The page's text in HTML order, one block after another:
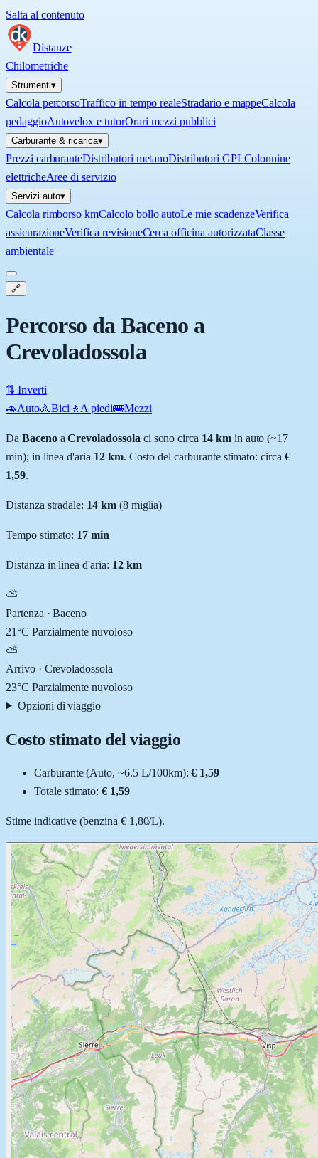
Salta al contenuto
Distanze
Chilometriche
Strumenti▾
Calcola percorsoTraffico in tempo realeStradario e mappeCalcola
pedaggioAutovelox e tutorOrari mezzi pubblici
Carburante & ricarica▾
Prezzi carburanteDistributori metanoDistributori GPLColonnine
elettricheAree di servizio
Servizi auto▾
Calcola rimborso kmCalcolo bollo autoLe mie scadenzeVerifica
assicurazioneVerifica revisioneCerca officina autorizzataClasse
ambientale
🔗
Percorso da Baceno a
Crevoladossola
⇅ Inverti
🚗Auto🚴Bici 🚶 A piedi🚌Mezzi
Da BacenoaCrevoladossola ci sono circa 14kmin auto (~17
min); in linea d'aria 12km. Costo del carburante stimato: circa €
1,59.
Distanza stradale: 14 km (8miglia)
Tempo stimato: 17 min
Distanza in linea d'aria: 12km
⛅
Partenza ·Baceno
21°C Parzialmente nuvoloso
⛅
Arrivo · Crevoladossola
23°C Parzialmente nuvoloso
Opzioni di viaggio
Costo stimato del viaggio
Carburante (Auto, ~6.5 L/100km): € 1,59
Totale stimato:€ 1,59
Stime indicative (benzina € 1,80/L).